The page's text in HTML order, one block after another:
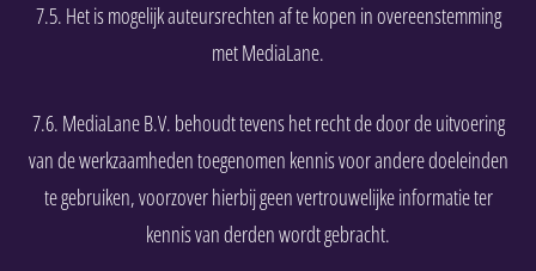
7.5. Het is mogelijk auteursrechten af te kopen in overeenstemming
met MediaLane.
7.6. MediaLane B.V. behoudt tevens het recht de door de uitvoering
van de werkzaamheden toegenomen kennis voor andere doeleinden
te gebruiken, voorzover hierbij geen vertrouwelijke informatie ter
kennis van derden wordt gebracht.